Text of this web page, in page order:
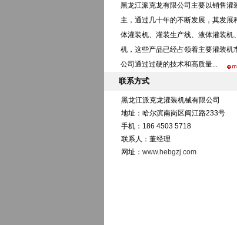
黑龙江派克龙有限公司主要以销售灌
主，通过几十年的不断发展，其发展
体灌装机、灌装生产线、液体灌装机
机，这些产品已经占领着主要灌装机
公司通过过硬的技术和高质量...
联系方式
黑龙江派克龙灌装机械有限公司
地址：哈尔滨南岗区闽江路233号
手机：186 4503 5718
联系人：董经理
网址： www.hebgzj.com